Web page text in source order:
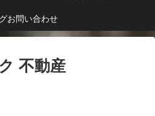
お問い合わせ
不動産